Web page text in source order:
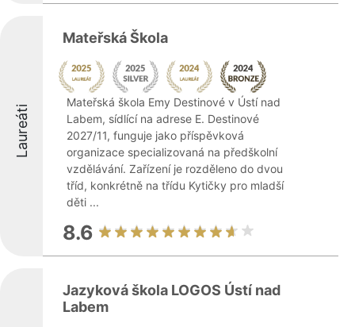
Laureáti
Mateřská Škola
Mateřská škola Emy Destinové v Ústí nad
Labem, sídlící na adrese E. Destinové
2027/11, funguje jako příspěvková
organizace specializovaná na předškolní
vzdělávání. Zařízení je rozděleno do dvou
tříd, konkrétně na třídu Kytičky pro mladší
děti ...
8.6
Jazyková škola LOGOS Ústí nad
Labem